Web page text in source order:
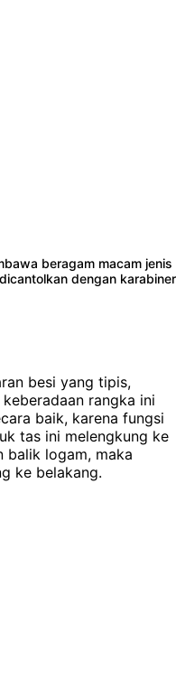
beragam macam
dengan karabiner
besi yang tipis,
rangka ini
baik, karena fungsi
tas ini melengkung ke
balik logam, maka
ke belakang.